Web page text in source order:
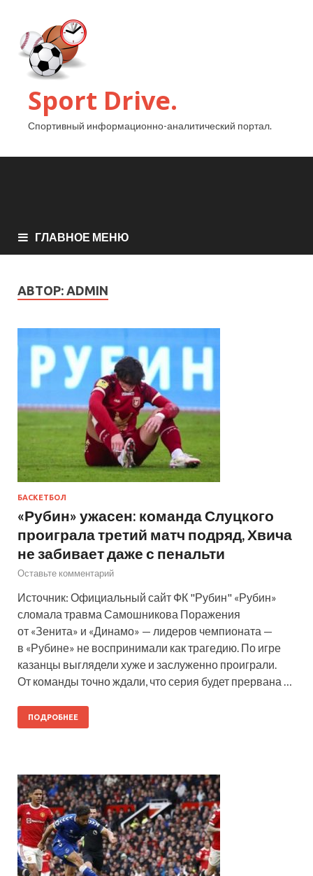
Sport Drive.
Спортивный информационно-аналитический портал.
ГЛАВНОЕ МЕНЮ
АВТОР: ADMIN
БАСКЕТБОЛ
«Рубин» ужасен: команда Слуцкого
проиграла третий матч подряд, Хвича
не забивает даже с пенальти
Оставьте комментарий
Источник: Официальный сайт ФК "Рубин" «Рубин»
сломала травма Самошникова Поражения
от «Зенита» и «Динамо» — лидеров чемпионата —
в «Рубине» не воспринимали как трагедию. По игре
казанцы выглядели хуже и заслуженно проиграли.
От команды точно ждали, что серия будет прервана …
ПОДРОБНЕЕ